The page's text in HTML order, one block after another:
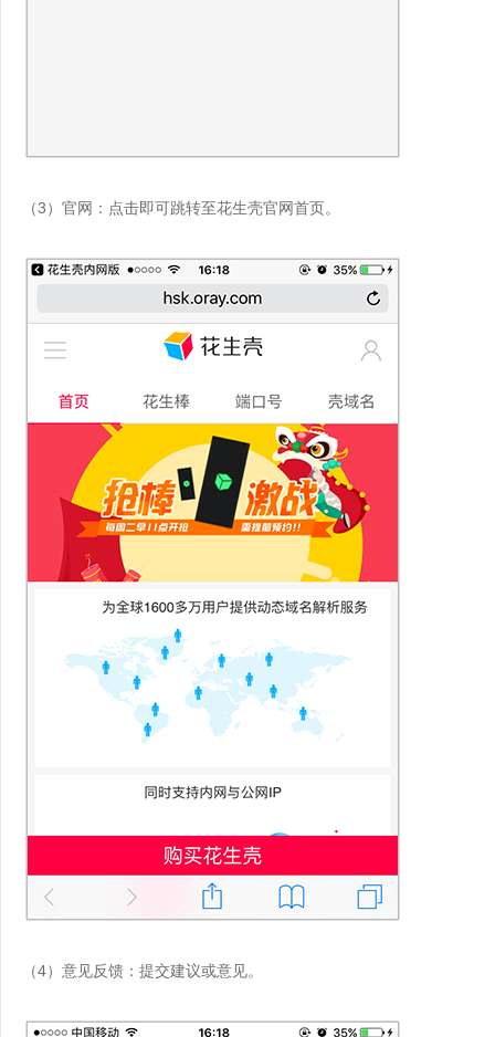
（3）官网：点击即可跳转至花生壳官网首页。
（4）意见反馈：提交建议或意见。